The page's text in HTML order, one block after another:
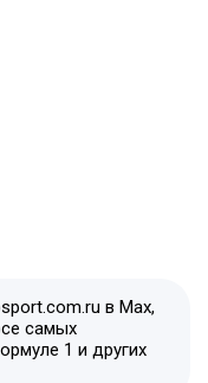
в Max,
самых
1 и других